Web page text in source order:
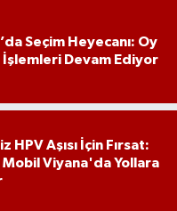
Seçim Heyecanı: Oy
İşlemleri Devam Ediyor
HPV Aşısı İçin Fırsat:
Mobil Viyana'da Yollara